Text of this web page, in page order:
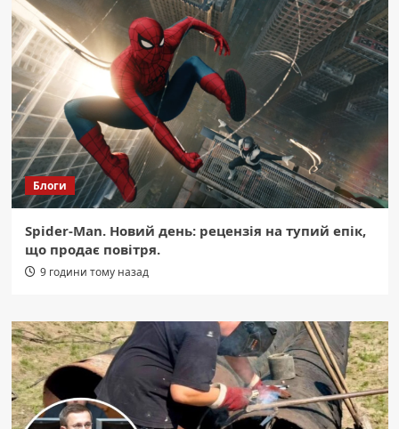
Блоги
Spider-Man. Новий день: рецензія на тупий епік,
що продає повітря.
9 години тому назад